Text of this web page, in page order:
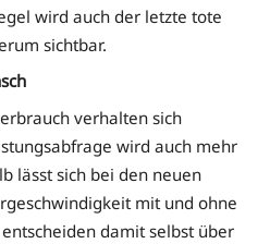
wird auch der letzte tote
sichtbar.
verhalten sich
wird auch mehr
lässt sich bei den neuen
mit und ohne
damit selbst über